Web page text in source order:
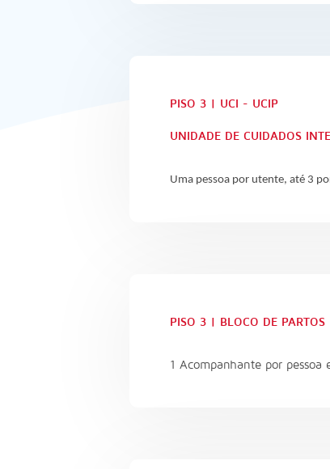
PISO 3 | UCI - UCIP
UNIDADE DE CUIDADOS
Uma pessoa por utente, até 3
PISO 3 | BLOCO DE PARTOS
1 Acompanhante por pessoa